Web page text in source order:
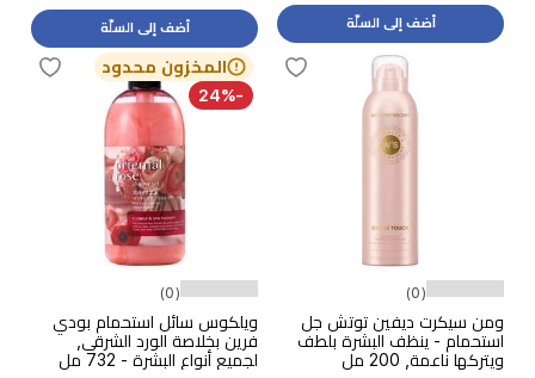
أضف إلى السلّة أضف إلى السلّة
(0)
ومن سيكرت ديفين توتش جل
استحمام - ينظف البشرة بلطف
ويتركها ناعمة, 200 مل
المخزون محدود
-24%
(0)
ويلكوس سائل استحمام بودي
فرين بخلاصة الورد الشرقي,
لجميع أنواع البشرة - 732 مل